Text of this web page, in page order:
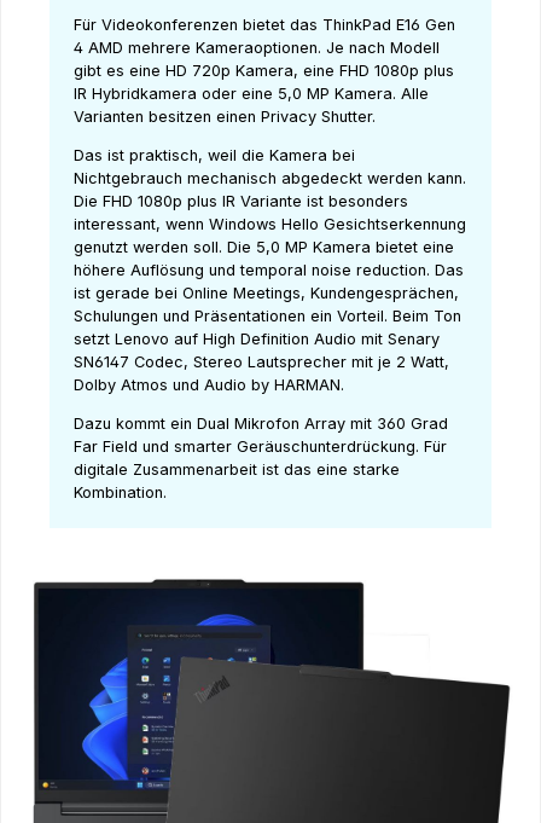
Für Videokonferenzen bietet das ThinkPad E16 Gen
4 AMD mehrere Kameraoptionen. Je nach Modell
gibt es eine HD 720p Kamera, eine FHD 1080p plus
IR Hybridkamera oder eine 5,0 MP Kamera. Alle
Varianten besitzen einen Privacy Shutter.
Das ist praktisch, weil die Kamera bei
Nichtgebrauch mechanisch abgedeckt werden kann.
Die FHD 1080p plus IR Variante ist besonders
interessant, wenn Windows Hello Gesichtserkennung
genutzt werden soll. Die 5,0 MP Kamera bietet eine
höhere Auflösung und temporal noise reduction. Das
ist gerade bei Online Meetings, Kundengesprächen,
Schulungen und Präsentationen ein Vorteil. Beim Ton
setzt Lenovo auf High Definition Audio mit Senary
SN6147 Codec, Stereo Lautsprecher mit je 2 Watt,
Dolby Atmos und Audio by HARMAN.
Dazu kommt ein Dual Mikrofon Array mit 360 Grad
Far Field und smarter Geräuschunterdrückung. Für
digitale Zusammenarbeit ist das eine starke
Kombination.